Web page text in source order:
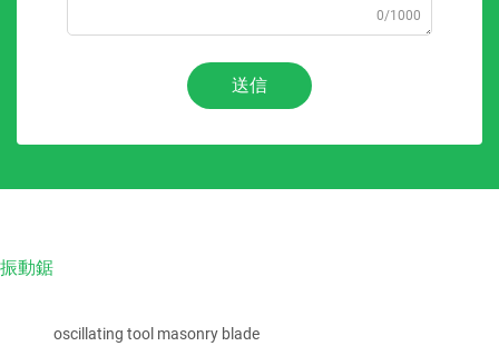
0/1000
送信
振動鋸
oscillating tool masonry blade